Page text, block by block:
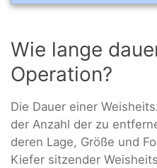
Wie lange
Operation?
Die Dauer einer
der Anzahl der zu
deren Lage, Größe und
Kiefer sitzender